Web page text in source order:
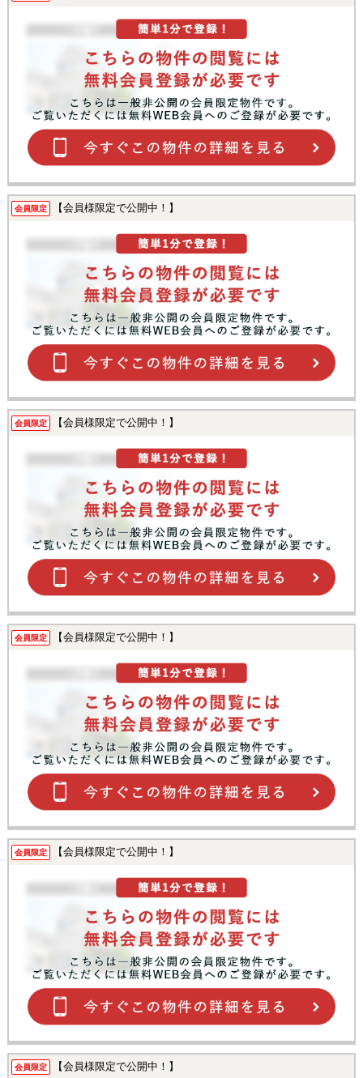
会員限定 【会員様限定で公開中！】
会員限定 【会員様限定で公開中！】
会員限定 【会員様限定で公開中！】
会員限定 【会員様限定で公開中！】
会員限定 【会員様限定で公開中！】